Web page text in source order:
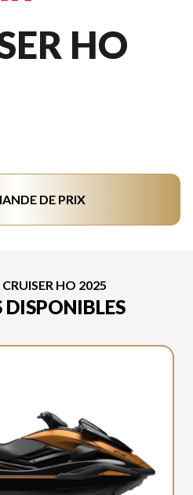
HO
DE PRIX
HO 2025
DISPONIBLES